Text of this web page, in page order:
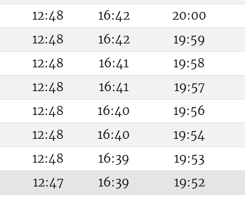
12:48 16:42 20:00
12:48 16:42 19:59
12:48 16:41 19:58
12:48 16:41 19:57
12:48 16:40 19:56
12:48 16:40 19:54
12:48 16:39 19:53
12:47 16:39 19:52